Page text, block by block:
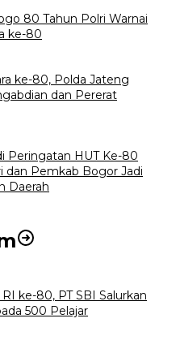
80 Tahun Polri Warnai
ke-80
ke-80, Polda Jateng
dan Pererat
Peringatan HUT Ke-80
dan Pemkab Bogor Jadi
Daerah
ke-80, PT SBI Salurkan
500 Pelajar